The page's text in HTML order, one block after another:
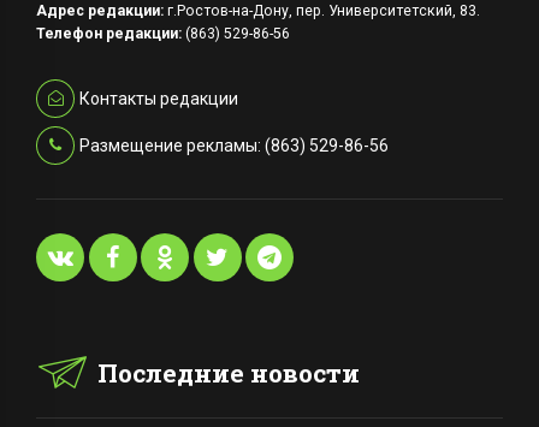
Адрес редакции: г.Ростов-на-Дону, пер. Университетский, 83.
Телефон редакции: (863) 529-86-56
Контакты редакции
Размещение рекламы: (863) 529-86-56
Последние новости